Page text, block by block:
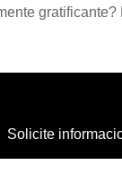
Solicite